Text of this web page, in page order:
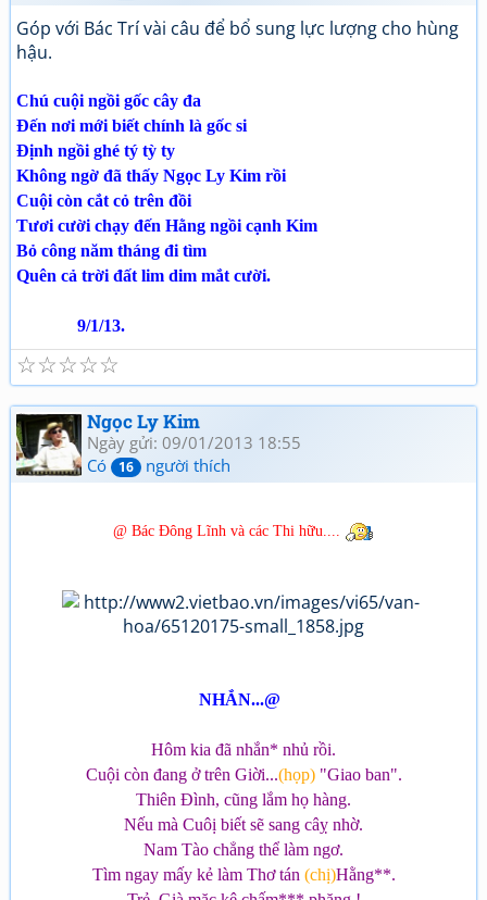
Góp với Bác Trí vài câu để bổ sung lực lượng cho hùng
hậu.
Chú cuội ngồi gốc cây đa
Đến nơi mới biết chính là gốc si
Định ngồi ghé tý tỳ ty
Không ngờ đã thấy Ngọc Ly Kim rồi
Cuội còn cắt cỏ trên đồi
Tươi cười chạy đến Hằng ngồi cạnh Kim
Bỏ công năm tháng đi tìm
Quên cả trời đất lim dim mắt cười.
9/1/13.
☆
☆
☆
☆
☆
Ngọc Ly Kim
Ngày gửi: 09/01/2013 18:55
Có
16 người thích
@ Bác Đông Lĩnh và các Thi hữu....
NHẮN...@
Hôm kia đã nhắn* nhủ rồi.
Cuội còn đang ở trên Giời...(họp)"Giao ban".
Thiên Đình, cũng lắm họ hàng.
Nếu mà Cuôị biết sẽ sang câỵ nhờ.
Nam Tào chẳng thể làm ngơ.
Tìm ngay mấy kẻ làm Thơ tán (chị)Hằng**.